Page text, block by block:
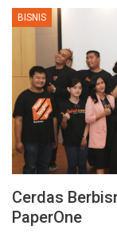
BISNIS
Cerdas
PaperOne